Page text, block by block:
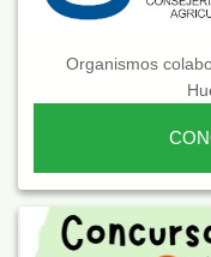
Organismos